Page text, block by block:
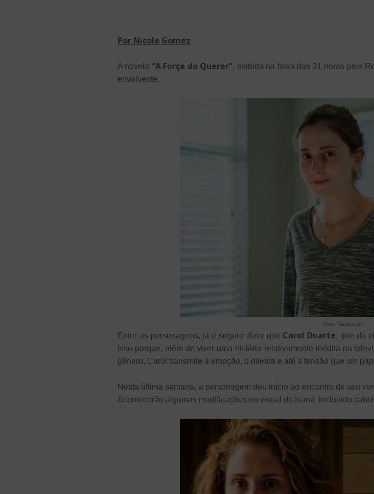
Por Nicole Gomez
A novela “A Força do Querer”, exibida na faixa das 21 horas pela
envolvente.
Foto: Divulgação
Entre as personagens, já é seguro dizer que Carol Duarte, que dá
Isso porque, além de viver uma história relativamente inédita na
gênero, Carol transmite a emoção, o dilema e até a tensão que um
Nesta última semana, a personagem deu início ao encontro de seu
Acontecerão algumas modificações no visual de Ivana, incluindo